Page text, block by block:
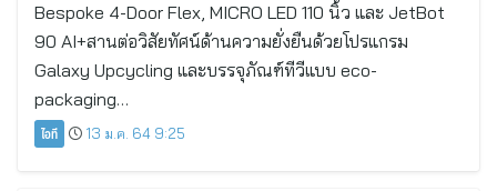
Bespoke 4-Door Flex, MICRO LED 110 นิ้ว และ JetBot
90 AI+สานต่อวิสัยทัศน์ด้านความยั่งยืนด้วยโปรแกรม
Galaxy Upcycling และบรรจุภัณฑ์ทีวีแบบ eco-
packaging…
ไอที 13 ม.ค. 64 9:25